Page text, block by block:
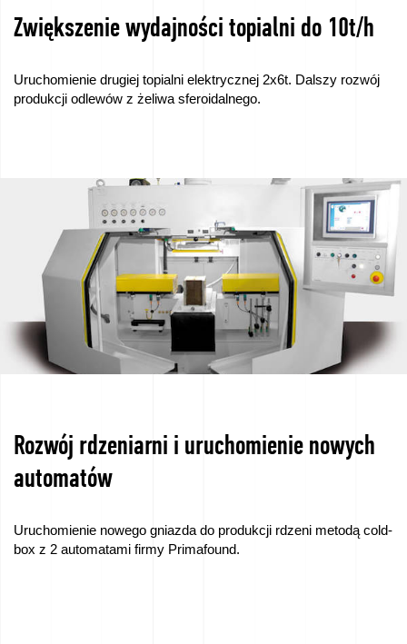
UE,
Dofinansowania
Sponsorujemy
We
love
horses
Dokumenty
Filmy
z
Zwiększenie wydajności topialni do 10t/h
Uruchomienie drugiej topialni elektrycznej 2x6t. Dalszy rozwój
produkcji odlewów z żeliwa sferoidalnego.
Rozwój rdzeniarni i uruchomienie nowych
automatów
Uruchomienie nowego gniazda do produkcji rdzeni metodą cold-
box z 2 automatami firmy Primafound.